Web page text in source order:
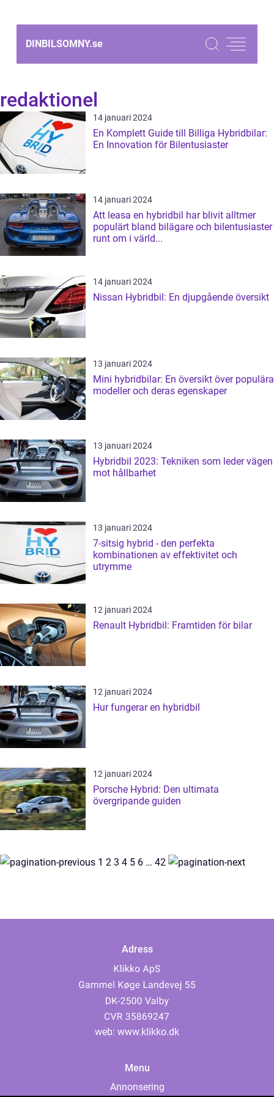
DINBILSOMNY.se
redaktionel
14 januari 2024
En Komplett Guide till Billiga Hybridbilar:
En Innovation för Bilentusiaster
14 januari 2024
Att leasa en hybridbil har blivit alltmer
populärt bland bilägare och bilentusiaster
runt om i värld...
14 januari 2024
Nissan Hybridbil: En djupgående översikt
13 januari 2024
Mini hybridbilar: En översikt över populära
modeller och deras egenskaper
13 januari 2024
Hybridbil 2023: Tekniken som leder vägen
mot hållbarhet
13 januari 2024
7-sitsig hybrid - den perfekta
kombinationen av effektivitet och
utrymme
12 januari 2024
Renault Hybridbil: Framtiden för bilar
12 januari 2024
Hur fungerar en hybridbil
12 januari 2024
Porsche Hybrid: Den ultimata
övergripande guiden
1 2 3 4 5 6 … 42
Adress
web: www.klikko.dk
Menu
Annonsering